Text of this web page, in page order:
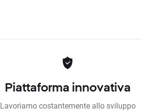
Piattaforma innovativa
Lavoriamo costantemente allo sviluppo